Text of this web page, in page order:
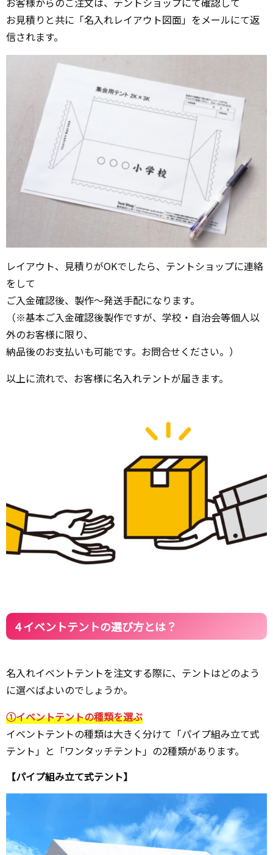
お見積りと共に「名入れレイアウト図面」をメールにて返
信されます。
レイアウト、見積りがOKでしたら、テントショップに連絡
をして
ご入金確認後、製作～発送手配になります。
（※基本ご入金確認後製作ですが、学校・自治会等個人以
外のお客様に限り、
納品後のお支払いも可能です。お問合せください。）
以上に流れで、お客様に名入れテントが届きます。
4 イベントテントの選び方とは？
名入れイベントテントを注文する際に、テントはどのよう
に選べばよいのでしょうか。
①イベントテントの種類を選ぶ
イベントテントの種類は大きく分けて「パイプ組み立て式
テント」と「ワンタッチテント」の2種類があります。
【パイプ組み立て式テント】